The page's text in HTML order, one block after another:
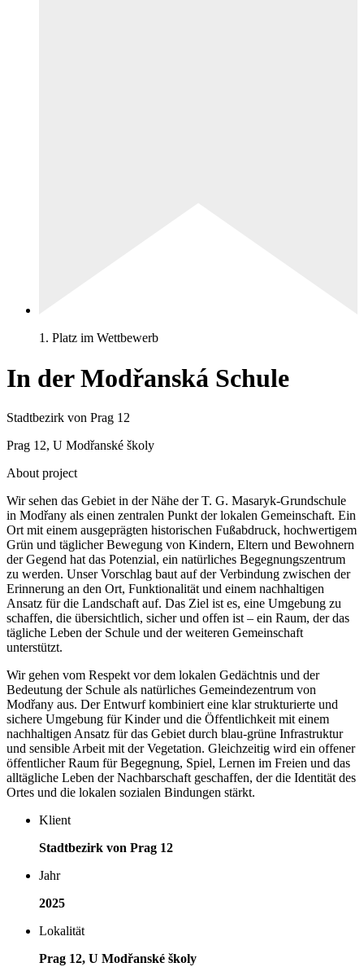
1. Platz im Wettbewerb
In der Modřanská Schule
Stadtbezirk von Prag 12
Prag 12, U Modřanské školy
About project
Wir sehen das Gebiet in der Nähe der T. G. Masaryk-Grundschule
in Modřany als einen zentralen Punkt der lokalen Gemeinschaft. Ein
Ort mit einem ausgeprägten historischen Fußabdruck, hochwertigem
Grün und täglicher Bewegung von Kindern, Eltern und Bewohnern
der Gegend hat das Potenzial, ein natürliches Begegnungszentrum
zu werden. Unser Vorschlag baut auf der Verbindung zwischen der
Erinnerung an den Ort, Funktionalität und einem nachhaltigen
Ansatz für die Landschaft auf. Das Ziel ist es, eine Umgebung zu
schaffen, die übersichtlich, sicher und offen ist – ein Raum, der das
tägliche Leben der Schule und der weiteren Gemeinschaft
unterstützt.
Wir gehen vom Respekt vor dem lokalen Gedächtnis und der
Bedeutung der Schule als natürliches Gemeindezentrum von
Modřany aus. Der Entwurf kombiniert eine klar strukturierte und
sichere Umgebung für Kinder und die Öffentlichkeit mit einem
nachhaltigen Ansatz für das Gebiet durch blau-grüne Infrastruktur
und sensible Arbeit mit der Vegetation. Gleichzeitig wird ein offener
öffentlicher Raum für Begegnung, Spiel, Lernen im Freien und das
alltägliche Leben der Nachbarschaft geschaffen, der die Identität des
Ortes und die lokalen sozialen Bindungen stärkt.
Klient
Stadtbezirk von Prag 12
Jahr
2025
Lokalität
Prag 12, U Modřanské školy